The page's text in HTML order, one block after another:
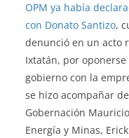
OPM ya había
con Donato Santizo,
denunció en un acto
Ixtatán, por
gobierno con la
se hizo acompañar
Gobernación
Energía y Minas,